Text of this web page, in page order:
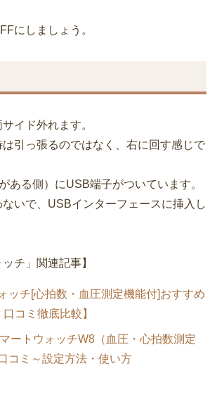
にしましょう。
イド外れます。
引っ張るのではなく、右に回す感じで
ある側）にUSB端子がついています。
いで、USBインターフェースに挿入し
チ」関連記事】
ッチ[心拍数・血圧測定機能付]おすすめ
コミ徹底比較】
ートウォッチW8（血圧・心拍数測定
コミ～設定方法・使い方